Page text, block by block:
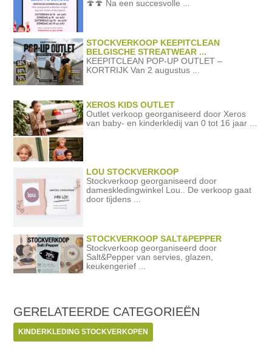
🍄🍄 Na een succesvolle ...
STOCKVERKOOP KEEPITCLEAN
BELGISCHE STREATWEAR ...
KEEPITCLEAN POP-UP OUTLET –
KORTRIJK Van 2 augustus ...
XEROS KIDS OUTLET
Outlet verkoop georganiseerd door Xeros
van baby- en kinderkledij van 0 tot 16 jaar ...
LOU STOCKVERKOOP
Stockverkoop georganiseerd door
dameskledingwinkel Lou.. De verkoop gaat
door tijdens ...
STOCKVERKOOP SALT&PEPPER
Stockverkoop georganiseerd door
Salt&Pepper van servies, glazen,
keukengerief ...
GERELATEERDE CATEGORIEËN
KINDERKLEDING STOCKVERKOPEN